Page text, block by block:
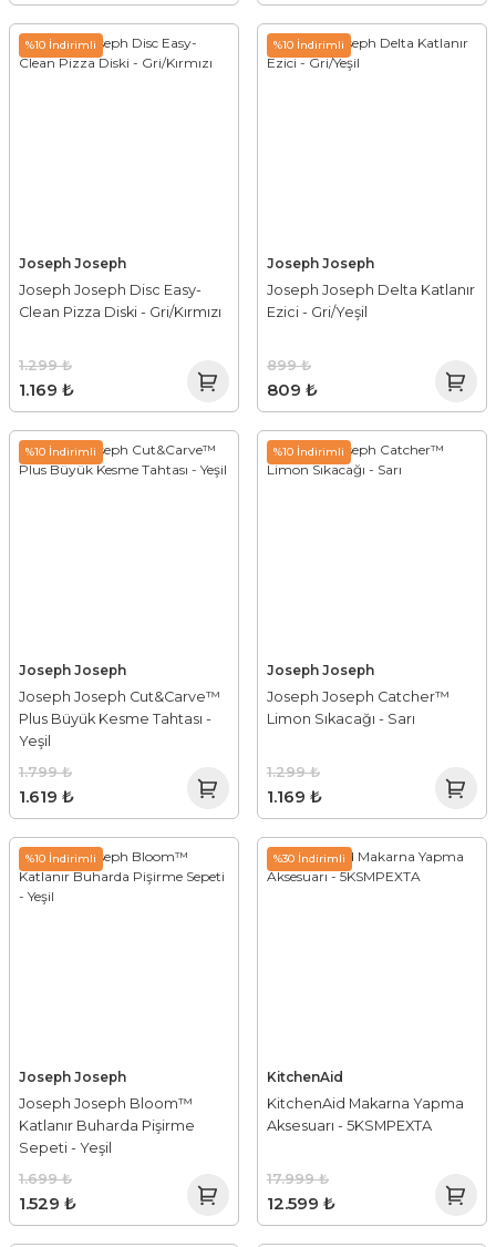
%10 İndirimli
Joseph Joseph
Joseph Joseph Disc Easy-
Clean Pizza Diski - Gri/Kırmızı
1.169 ₺
1.299 ₺
%10 İndirimli
Joseph Joseph
Joseph Joseph Delta Katlanır
Ezici - Gri/Yeşil
809 ₺
899 ₺
%10 İndirimli
Joseph Joseph
Joseph Joseph Cut&Carve™
Plus Büyük Kesme Tahtası -
Yeşil
1.619 ₺
1.799 ₺
%10 İndirimli
Joseph Joseph
Joseph Joseph Catcher™
Limon Sıkacağı - Sarı
1.169 ₺
1.299 ₺
%10 İndirimli
Joseph Joseph
Joseph Joseph Bloom™
Katlanır Buharda Pişirme
Sepeti - Yeşil
1.529 ₺
1.699 ₺
%30 İndirimli
KitchenAid
KitchenAid Makarna Yapma
Aksesuarı - 5KSMPEXTA
12.599 ₺
17.999 ₺